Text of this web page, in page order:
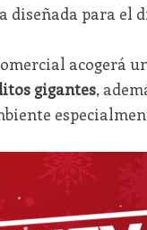
diseñada para el
acogerá
gigantes,